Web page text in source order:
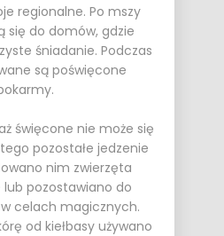
regionalne. Po mszy
się do domów, gdzie
śniadanie. Podczas
są poświęcone
święcone nie może się
pozostałe jedzenie
nim zwierzęta
lub pozostawiano do
celach magicznych.
od kiełbasy używano